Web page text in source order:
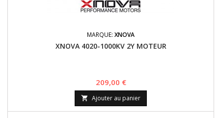
MARQUE: XNOVA
XNOVA 4020-1000KV 2Y MOTEUR
Prix
209,00 €
 Ajouter au panier